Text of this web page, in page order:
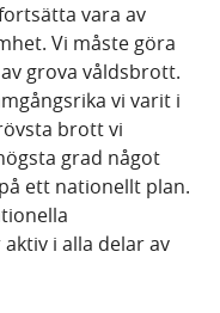
vara av
Vi måste göra
grova våldsbrott.
vi varit i
brott vi
grad något
ett nationellt plan.
i alla delar av